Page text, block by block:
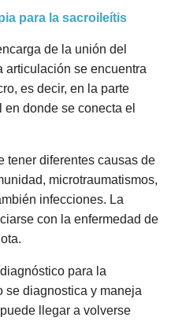
para la sacroileítis
de la unión del
articulación se encuentra
es decir, en la parte
donde se conecta el
tener diferentes causas de
microtraumatismos,
infecciones. La
con la enfermedad de
para la
se diagnostica y maneja
llegar a volverse